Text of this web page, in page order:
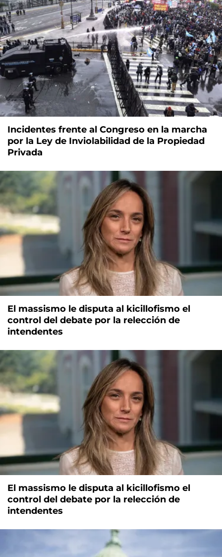
Incidentes frente al Congreso en la marcha
por la Ley de Inviolabilidad de la Propiedad
Privada
El massismo le disputa al kicillofismo el
control del debate por la relección de
intendentes
El massismo le disputa al kicillofismo el
control del debate por la relección de
intendentes